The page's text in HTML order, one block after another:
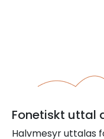
Fonetiskt uttal
Halvmesyr uttalas